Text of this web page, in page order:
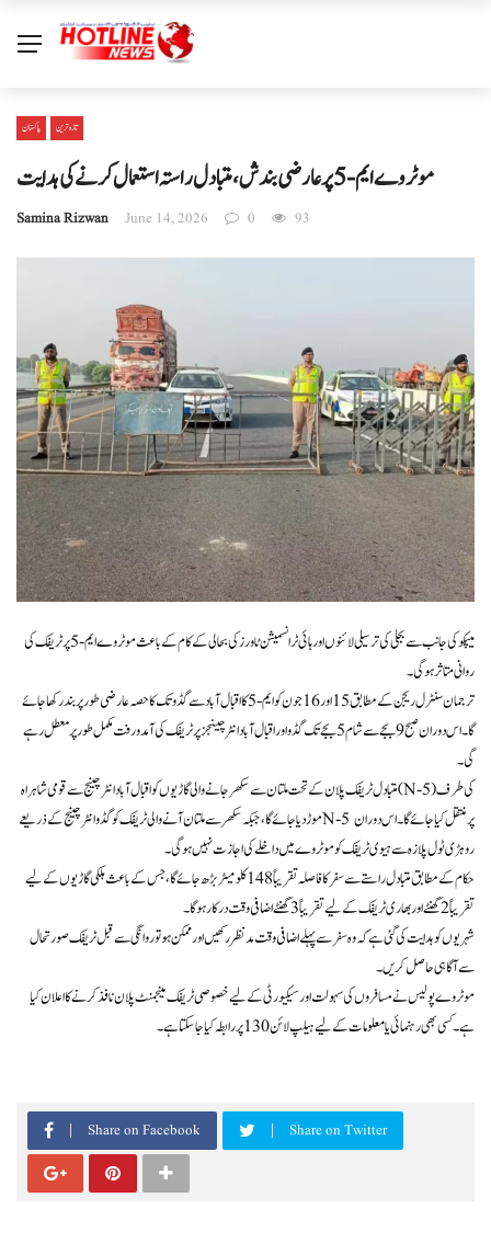
پاکستان تازہ ترین
موٹروے ایم-5 پر عارضی بندش، متبادل راستہ استعمال کرنے کی ہدایت
Samina Rizwan June 14, 2026 0 93
میپکو کی جانب سے بجلی کی ترسیلی لائنوں اور ہائی ٹرانسمیشن ٹاورز کی بحالی کے کام کے باعث موٹروے ایم-5 پر ٹریفک کی
روانی متاثر ہوگی۔
ترجمان سنٹرل ریجن کے مطابق 15 اور 16 جون کو ایم-5 کا اقبال آباد سے گڈو تک کا حصہ عارضی طور پر بند رکھا جائے
گا۔ اس دوران صبح 9 بجے سے شام 5 بجے تک گڈو اور اقبال آباد انٹرچینجز پر ٹریفک کی آمد و رفت مکمل طور پر معطل رہے
گی۔
متبادل ٹریفک پلان کے تحت ملتان سے سکھر جانے والی گاڑیوں کو اقبال آباد انٹرچینج سے قومی شاہراہ (N-5) کی طرف
موڑ دیا جائے گا، جبکہ سکھر سے ملتان آنے والی ٹریفک کو گڈو انٹرچینج کے ذریعے N-5 پر منتقل کیا جائے گا۔ اس دوران
روہڑی ٹول پلازہ سے ہیوی ٹریفک کو موٹروے میں داخلے کی اجازت نہیں ہوگی۔
حکام کے مطابق متبادل راستے سے سفر کا فاصلہ تقریباً 148 کلومیٹر بڑھ جائے گا، جس کے باعث ہلکی گاڑیوں کے لیے
تقریباً 2 گھنٹے اور بھاری ٹریفک کے لیے تقریباً 3 گھنٹے اضافی وقت درکار ہوگا۔
شہریوں کو ہدایت کی گئی ہے کہ وہ سفر سے پہلے اضافی وقت مدنظر رکھیں اور ممکن ہو تو روانگی سے قبل ٹریفک صورتحال
سے آگاہی حاصل کریں۔
موٹروے پولیس نے مسافروں کی سہولت اور سیکیورٹی کے لیے خصوصی ٹریفک مینجمنٹ پلان نافذ کرنے کا اعلان کیا
ہے۔ کسی بھی رہنمائی یا معلومات کے لیے ہیلپ لائن 130 پر رابطہ کیا جا سکتا ہے۔
Share on Facebook Share on Twitter